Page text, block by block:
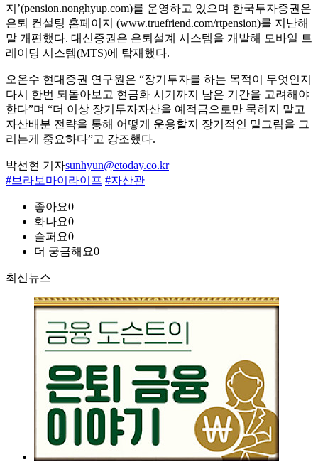
지’(pension.nonghyup.com)를 운영하고 있으며 한국투자증권은
은퇴 컨설팅 홈페이지 (www.truefriend.com/rtpension)를 지난해
말 개편했다. 대신증권은 은퇴설계 시스템을 개발해 모바일 트
레이딩 시스템(MTS)에 탑재했다.
오온수 현대증권 연구원은 “장기투자를 하는 목적이 무엇인지
다시 한번 되돌아보고 현금화 시기까지 남은 기간을 고려해야
한다”며 “더 이상 장기투자자산을 예적금으로만 묵히지 말고
자산배분 전략을 통해 어떻게 운용할지 장기적인 밑그림을 그
리는게 중요하다”고 강조했다.
박선현 기자sunhyun@etoday.co.kr
#브라보마이라이프 #자산관
좋아요0
화나요0
슬퍼요0
더 궁금해요0
최신뉴스